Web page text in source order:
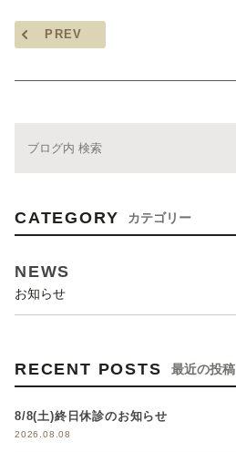
PREV
CATEGORY カテゴリー
NEWS
お知らせ
RECENT POSTS 最近の投稿
8/8(土)終日休診のお知らせ
2026.08.08